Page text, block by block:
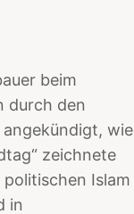
beim
durch den
angekündigt, wie
zeichnete
Islam
in